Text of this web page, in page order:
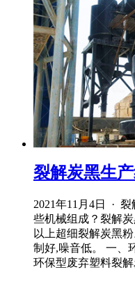
裂解炭黑生
2021年11月4日 ·
些机械组成？裂解
以上超细裂解炭黑
制好,噪音低。 一、
环保型废弃塑料裂